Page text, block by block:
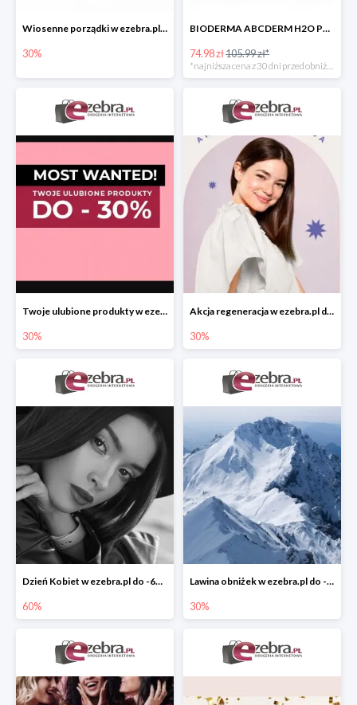
Wiosenne porządki w ezebra.pl do -30%
30%
BIODERMA ABCDERM H2O PŁYN MICELARNY DLA DZIECI -29%
74.98 zł105.99 zł*
*najniższa cena z 30 dni przed obniżką
Twoje ulubione produkty w ezebra.pl do -30%
30%
Akcja regeneracja w ezebra.pl do -30%
30%
Dzień Kobiet w ezebra.pl do -60%
60%
Lawina obniżek w ezebra.pl do -30%
30%